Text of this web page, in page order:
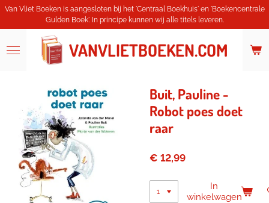
Ga
hoofdinhoud
VANVLIETBOEKEN.COM
Van Vliet Boeken is aangesloten bij het 'Centraal Boekhuis' en 'Boekencentrale
Gulden Boek'. In principe kunnen wij alle titels leveren.
Buit, Pauline -
Robot poes doet
raar
€ 12,99
In
winkelwagen